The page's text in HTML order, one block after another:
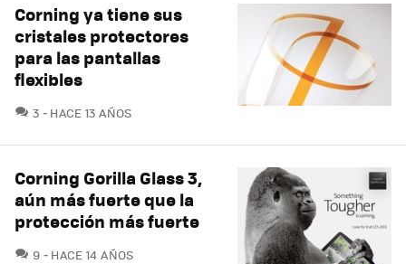
Corning ya tiene sus
cristales protectores
para las pantallas
flexibles
3 COMENTARIOS
HACE 13 AÑOS
Corning Gorilla Glass 3,
aún más fuerte que la
protección más fuerte
9 COMENTARIOS
HACE 14 AÑOS